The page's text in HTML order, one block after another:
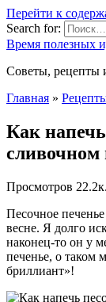
Перейти к
Search for:
Время полезных
Советы, рецепты
Главная »
Как
сливочном
Просмотров 22.2к.
Песочное
весне. Я долго
наконец-то он у
печенье, о таком
бриллиант»!